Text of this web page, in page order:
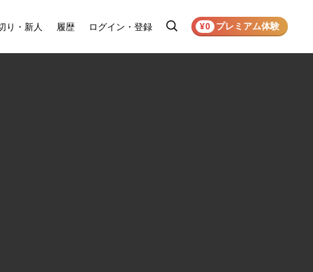
り・新人 履歴 ログイン・登録
検
¥0 プレミアム体験